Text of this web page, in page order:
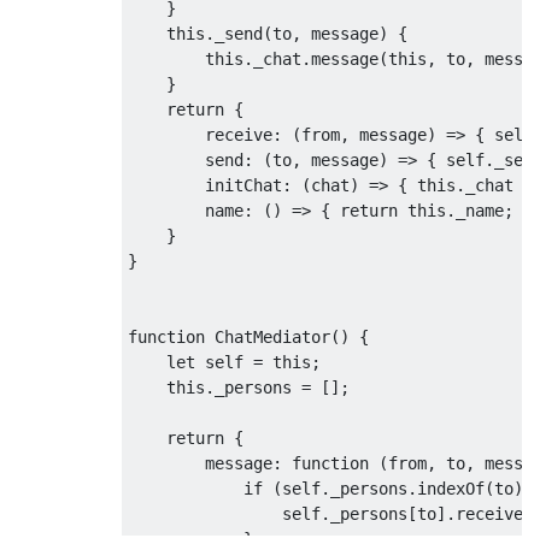
    }
    this._send(to, message) {
this._chat.message(this, to,
    }
    return {
receive: (from, message) => {
send: (to, message) => {
initChat: (chat) => { this._chat =
        name: () => { return this._name; }
    }
}
function ChatMediator() {
    let self = this;
    this._persons = [];
    return {
message: function (from, to,
if (self._persons.indexOf(to)
            }